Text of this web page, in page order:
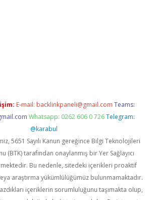
E-mail: backlinkpaneli@gmail.com Teams:
Whatsapp: 0262 606 0 726 Telegram:
@karabul
5651 Sayılı Kanun gereğince Bilgi Teknolojileri
(BTK) tarafından onaylanmış bir Yer Sağlayıcı
Bu nedenle, sitedeki içerikleri proaktif
araştırma yükümlülüğümüz bulunmamaktadır.
içeriklerin sorumluluğunu taşımakta olup,